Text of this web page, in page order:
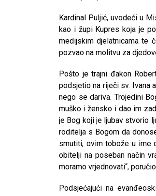
Kardinal Puljić, uvodeći u
kao i župi Kupres koja je
medijskim djelatnicama te
pozvao na molitvu za
Pošto je trajni đakon
podsjetio na riječi sv. Ivana
nego se dariva. Trojedini
muško i žensko i dao im
je Bog koji je ljubav stvorio
roditelja s Bogom da
smutiti, ovim tobože u ime
obitelji na poseban način
moramo vrjednovati“,
Podsjećajući na
Kad se nasilje